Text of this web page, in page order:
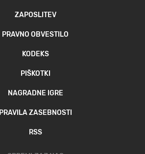
ZAPOSLITEV
PRAVNO OBVESTILO
KODEKS
PIŠKOTKI
NAGRADNE IGRE
PRAVILA ZASEBNOSTI
RSS